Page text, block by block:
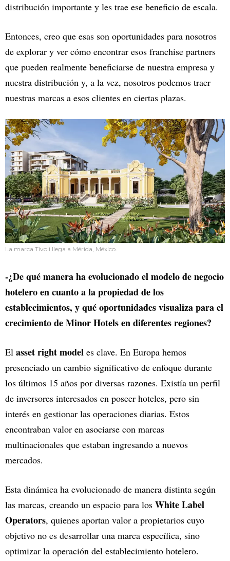
distribución importante y les trae ese beneficio de escala.
Entonces, creo que esas son oportunidades para nosotros
de explorar y ver cómo encontrar esos franchise partners
que pueden realmente beneficiarse de nuestra empresa y
nuestra distribución y, a la vez, nosotros podemos traer
nuestras marcas a esos clientes en ciertas plazas.
La marca Tívoli llega a Mérida, México.
-¿De qué manera ha evolucionado el modelo de negocio
hotelero en cuanto a la propiedad de los
establecimientos, y qué oportunidades visualiza para el
crecimiento de Minor Hotels en diferentes regiones?
El asset right model es clave. En Europa hemos
presenciado un cambio significativo de enfoque durante
los últimos 15 años por diversas razones. Existía un perfil
de inversores interesados en poseer hoteles, pero sin
interés en gestionar las operaciones diarias. Estos
encontraban valor en asociarse con marcas
multinacionales que estaban ingresando a nuevos
mercados.
Esta dinámica ha evolucionado de manera distinta según
las marcas, creando un espacio para los White Label
Operators, quienes aportan valor a propietarios cuyo
objetivo no es desarrollar una marca específica, sino
optimizar la operación del establecimiento hotelero.